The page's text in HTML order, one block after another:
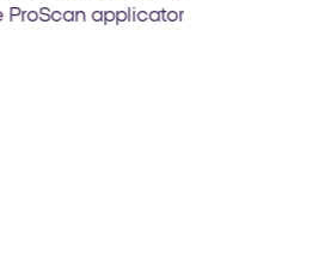
ProScan applicator.